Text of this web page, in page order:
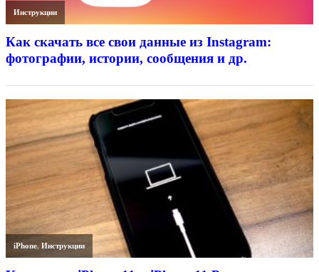
Инструкции
Как скачать все свои данные из Instagram:
фотографии, истории, сообщения и др.
iPhone,Инструкции